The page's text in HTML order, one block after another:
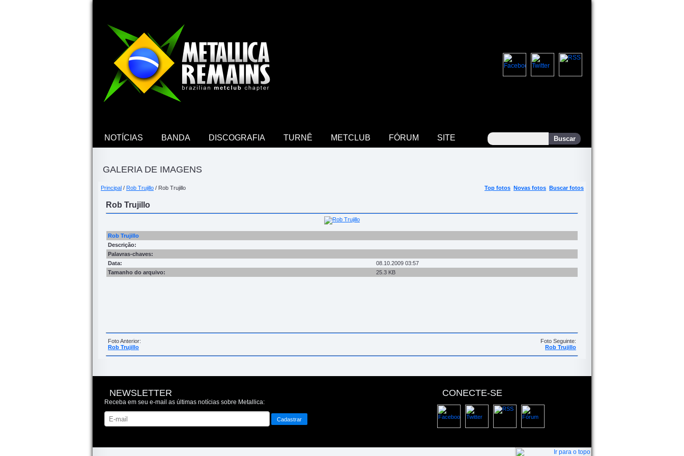
NOTÍCIAS BANDA DISCOGRAFIA TURNÊ METCLUB FÓRUM SITE
GALERIA DE IMAGENS
Principal / Rob Trujillo / Rob Trujillo Top fotos Novas fotos Buscar fotos
Rob Trujillo
Rob Trujillo
Descrição:
Palavras-chaves:
Data:
08.10.2009 03:57
Tamanho do arquivo:
25.3 KB
Foto Anterior:
Rob Trujillo
Foto Seguinte:
Rob Trujillo
NEWSLETTER
Receba em seu e-mail as últimas notícias sobre Metallica:
CONECTE-SE